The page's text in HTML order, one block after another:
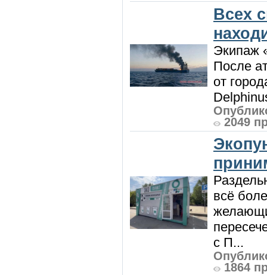
Всех
Экипаж
После
от
2049
всё
с П...
1864